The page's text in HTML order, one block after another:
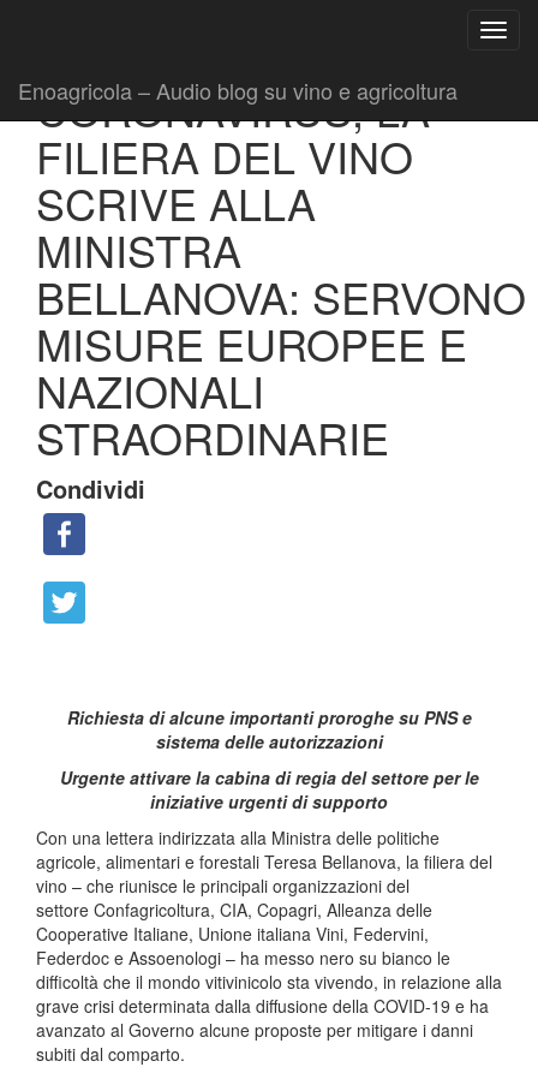
Enoagricola – Audio blog su vino e agricoltura
CORONAVIRUS, LA
FILIERA DEL VINO
SCRIVE ALLA
MINISTRA
BELLANOVA: SERVONO
MISURE EUROPEE E
NAZIONALI
STRAORDINARIE
Condividi
Richiesta di alcune importanti proroghe su PNS e
sistema delle autorizzazioni
Urgente attivare la cabina di regia del settore per le
iniziative urgenti di supporto
Con una lettera indirizzata alla Ministra delle politiche
agricole, alimentari e forestali Teresa Bellanova, la filiera del
vino – che riunisce le principali organizzazioni del
settore Confagricoltura, CIA, Copagri, Alleanza delle
Cooperative Italiane, Unione italiana Vini, Federvini,
Federdoc e Assoenologi – ha messo nero su bianco le
difficoltà che il mondo vitivinicolo sta vivendo, in relazione alla
grave crisi determinata dalla diffusione della COVID-19 e ha
avanzato al Governo alcune proposte per mitigare i danni
subiti dal comparto.